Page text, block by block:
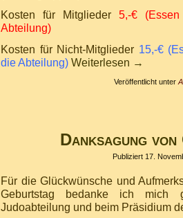
Kosten für Mitglieder 5,-€
Abteilung)
Kosten für Nicht-Mitglieder 15,-€
die Abteilung) Weiterlesen →
Veröffentlicht unter
Danksagung
Publiziert 17.
Für die Glückwünsche und
Geburtstag bedanke ich mich
Judoabteilung und beim Präsidium